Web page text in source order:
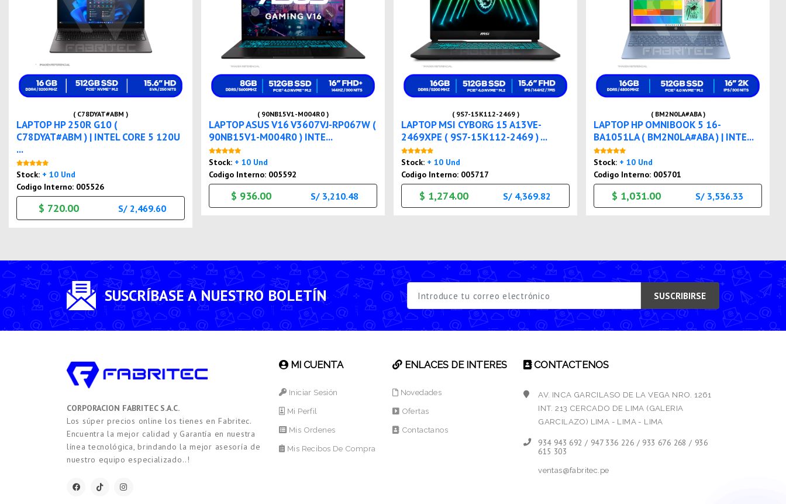
( C78DYAT#ABM )
LAPTOP HP 250R G10 (
C78DYAT#ABM ) | INTEL CORE 5 120U
...
Stock: + 10 Und
Codigo Interno: 005526
$ 720.00 S/ 2,469.60
( 90NB15V1-M004R0 )
LAPTOP ASUS V16 V3607VJ-RP067W (
90NB15V1-M004R0 ) INTE...
Stock: + 10 Und
Codigo Interno: 005592
$ 936.00 S/ 3,210.48
( 9S7-15K112-2469 )
LAPTOP MSI CYBORG 15 A13VE-
2469XPE ( 9S7-15K112-2469 ) ...
Stock: + 10 Und
Codigo Interno: 005717
$ 1,274.00 S/ 4,369.82
( BM2N0LA#ABA )
LAPTOP HP OMNIBOOK 5 16-
BA1051LA ( BM2N0LA#ABA ) | INTE...
Stock: + 10 Und
Codigo Interno: 005701
$ 1,031.00 S/ 3,536.33
SUSCRÍBASE A NUESTRO BOLETÍN SUSCRIBIRSE
CORPORACION FABRITEC S.A.C.
Los súper precios online los tienes en Fabritec.
Encuentra la mejor calidad y Garantía en nuestra
línea tecnológica, brindando la mejor asesoría de
nuestro equipo especializado..!
MI CUENTA
Iniciar Sesión
Mi Perfil
Mis Ordenes
Mis Recibos De Compra
ENLACES DE INTERES
Novedades
Ofertas
Contactanos
CONTACTENOS
AV. INCA GARCILASO DE LA VEGA NRO. 1261
INT. 213 CERCADO DE LIMA (GALERIA
GARCILAZO) LIMA - LIMA - LIMA
934 943 692 / 947 336 226 / 933 676 268 / 936
615 303
ventas@fabritec.pe